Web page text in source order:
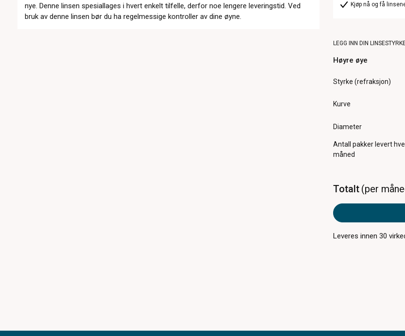
nye. Denne linsen spesiallages i hvert enkelt tilfelle, derfor noe lengere leveringstid. Ved
bruk av denne linsen bør du ha regelmessige kontroller av dine øyne.
Kjøp nå og få
LEGG INN DIN
Høyre øye
Styrke (refraksjon)
Kurve
Diameter
Antall pakker levert
måned
Totalt per
Leveres innen30